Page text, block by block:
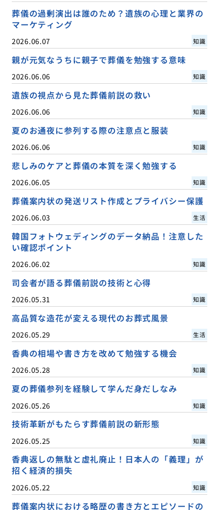
葬儀の過剰演出は誰のため？遺族の心理と業界の
マーケティング
2026.06.07 知識
親が元気なうちに親子で葬儀を勉強する意味
2026.06.06 知識
遺族の視点から見た葬儀前説の救い
2026.06.06 知識
夏のお通夜に参列する際の注意点と服装
2026.06.06 知識
悲しみのケアと葬儀の本質を深く勉強する
2026.06.05 知識
葬儀案内状の発送リスト作成とプライバシー保護
2026.06.03 生活
韓国フォトウェディングのデータ納品！注意した
い確認ポイント
2026.06.02 知識
司会者が語る葬儀前説の技術と心得
2026.05.31 知識
高品質な造花が変える現代のお葬式風景
2026.05.29 生活
香典の相場や書き方を改めて勉強する機会
2026.05.28 知識
夏の葬儀参列を経験して学んだ身だしなみ
2026.05.26 知識
技術革新がもたらす葬儀前説の新形態
2026.05.25 知識
香典返しの無駄と虚礼廃止！日本人の「義理」が
招く経済的損失
2026.05.22 知識
葬儀案内状における略歴の書き方とエピソードの